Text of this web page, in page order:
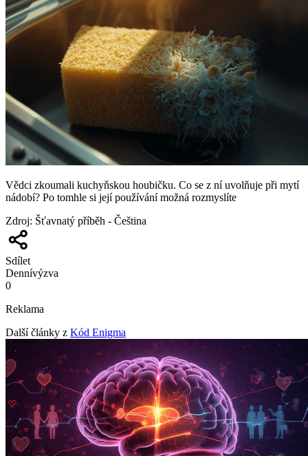
Vědci zkoumali kuchyňskou houbičku. Co se z ní uvolňuje při mytí
nádobí? Po tomhle si její používání možná rozmyslíte
Zdroj: Šťavnatý příběh - Čeština
Sdílet
Dennívýzva
0
Reklama
Další články z Kód Enigma